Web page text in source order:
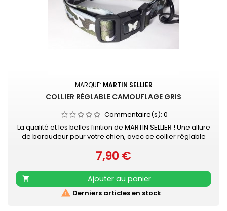
MARQUE: MARTIN SELLIER
COLLIER RÉGLABLE CAMOUFLAGE GRIS
Commentaire(s): 0
La qualité et les belles finition de MARTIN SELLIER ! Une allure
de baroudeur pour votre chien, avec ce collier réglable
animal grâce à son solide fermoir en plastique. Grâce à sa
longueur réglable, ce collier pour chien s'adapte à toutes
les races. Un anneau en métal laqué noir permet d'y
attacher...
Prix
7,90 €

Ajouter au panier
 Derniers articles en stock